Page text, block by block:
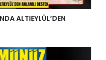
ALTIEYLÜL’DEN